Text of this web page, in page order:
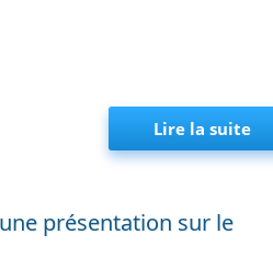
Lire la suite
présentation sur le